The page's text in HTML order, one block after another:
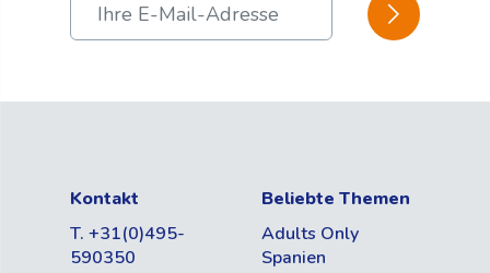
BESTÄTIGEN
Kontakt
T. +31(0)495-
590350
Beliebte Themen
Adults Only
Spanien